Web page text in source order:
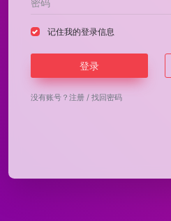
记住我的登录信息
登录
没有账号？ 注册 / 找回密码